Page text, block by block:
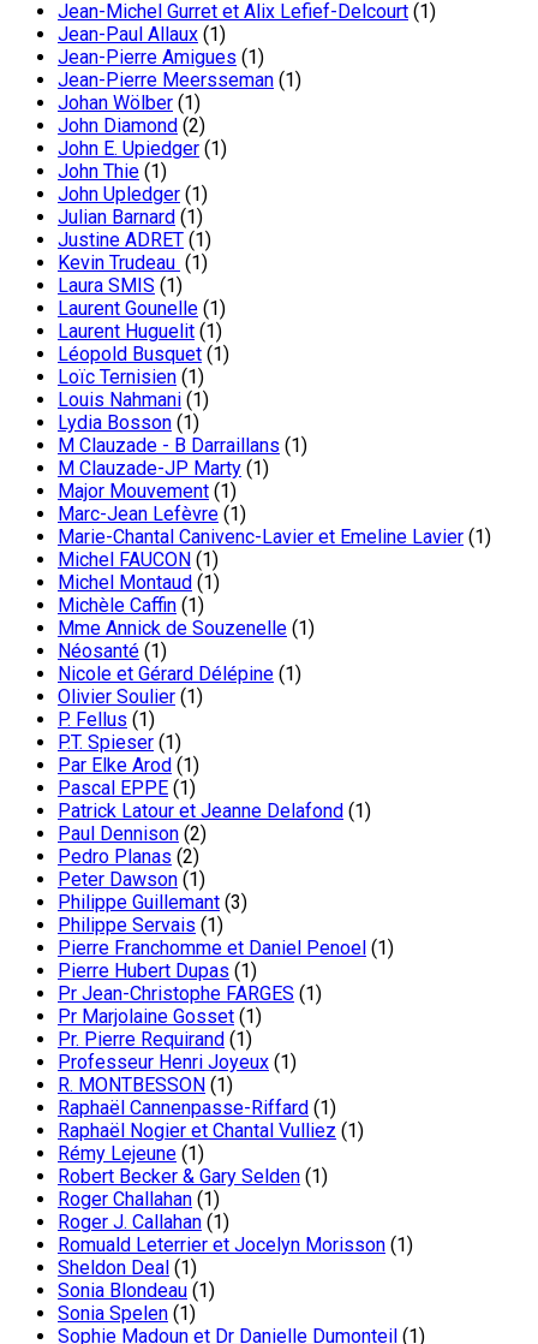
Jean-Michel Gurret et Alix Lefief-Delcourt (1)
Jean-Paul Allaux (1)
Jean-Pierre Amigues (1)
Jean-Pierre Meersseman (1)
Johan Wölber (1)
John Diamond (2)
John E. Upiedger (1)
John Thie (1)
John Upledger (1)
Julian Barnard (1)
Justine ADRET (1)
Kevin Trudeau (1)
Laura SMIS (1)
Laurent Gounelle (1)
Laurent Huguelit (1)
Léopold Busquet (1)
Loïc Ternisien (1)
Louis Nahmani (1)
Lydia Bosson (1)
M Clauzade - B Darraillans (1)
M Clauzade-JP Marty (1)
Major Mouvement (1)
Marc-Jean Lefèvre (1)
Marie-Chantal Canivenc-Lavier et Emeline Lavier (1)
Michel FAUCON (1)
Michel Montaud (1)
Michèle Caffin (1)
Mme Annick de Souzenelle (1)
Néosanté (1)
Nicole et Gérard Délépine (1)
Olivier Soulier (1)
P. Fellus (1)
P.T. Spieser (1)
Par Elke Arod (1)
Pascal EPPE (1)
Patrick Latour et Jeanne Delafond (1)
Paul Dennison (2)
Pedro Planas (2)
Peter Dawson (1)
Philippe Guillemant (3)
Philippe Servais (1)
Pierre Franchomme et Daniel Penoel (1)
Pierre Hubert Dupas (1)
Pr Jean-Christophe FARGES (1)
Pr Marjolaine Gosset (1)
Pr. Pierre Requirand (1)
Professeur Henri Joyeux (1)
R. MONTBESSON (1)
Raphaël Cannenpasse-Riffard (1)
Raphaël Nogier et Chantal Vulliez (1)
Rémy Lejeune (1)
Robert Becker & Gary Selden (1)
Roger Challahan (1)
Roger J. Callahan (1)
Romuald Leterrier et Jocelyn Morisson (1)
Sheldon Deal (1)
Sonia Blondeau (1)
Sonia Spelen (1)
Sophie Madoun et Dr Danielle Dumonteil (1)